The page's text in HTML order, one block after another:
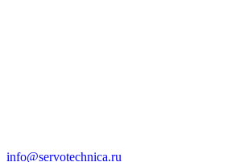
info@servotechnica.ru